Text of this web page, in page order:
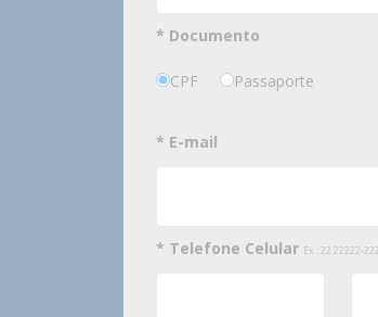
* Documento
CPF Passaporte
* E-mail
* Telefone Celular Ex.: 22 22222-